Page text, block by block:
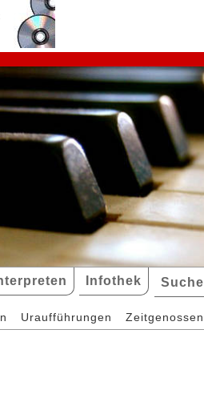
Infothek Suche
Uraufführungen Zeitgenossen